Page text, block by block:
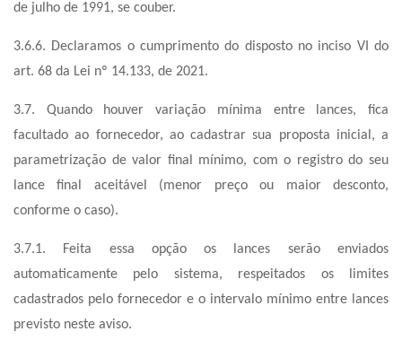
de julho de 1991, se couber.
3.6.6. Declaramos o cumprimento do disposto no inciso VI do
art. 68 da Lei nº 14.133, de 2021.
3.7. Quando houver variação mínima entre lances, fica
facultado ao fornecedor, ao cadastrar sua proposta inicial, a
parametrização de valor final mínimo, com o registro do seu
lance final aceitável (menor preço ou maior desconto,
conforme o caso).
3.7.1. Feita essa opção os lances serão enviados
automaticamente pelo sistema, respeitados os limites
cadastrados pelo fornecedor e o intervalo mínimo entre lances
previsto neste aviso.